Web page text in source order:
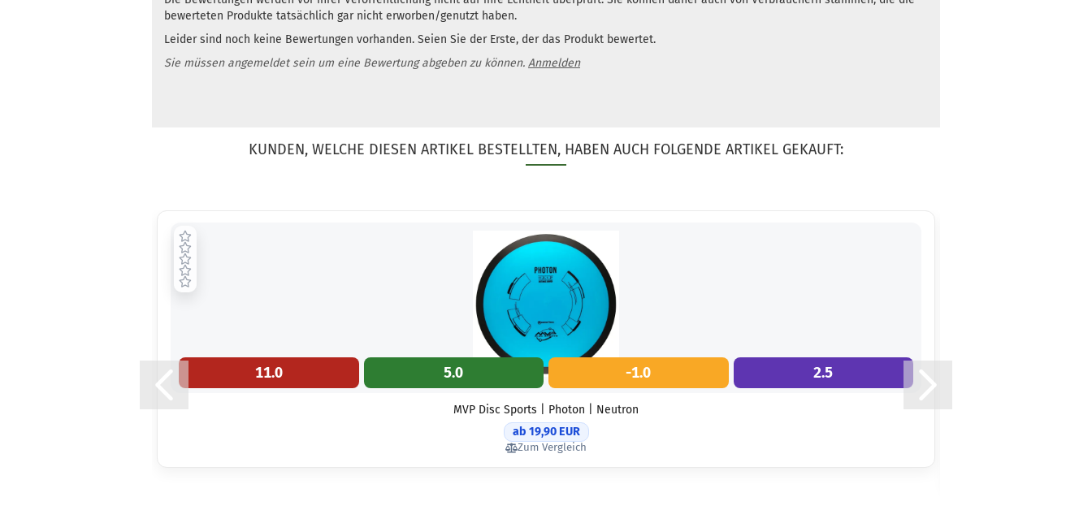
bewerteten Produkte tatsächlich gar nicht erworben/genutzt haben.
Leider sind noch keine Bewertungen vorhanden. Seien Sie der Erste, der das Produkt bewertet.
Sie müssen angemeldet sein um eine Bewertung abgeben zu können. Anmelden
KUNDEN, WELCHE DIESEN ARTIKEL BESTELLTEN, HABEN AUCH FOLGENDE ARTIKEL GEKAUFT:
11.0 5.0 -1.0 2.5
MVP Disc Sports | Photon | Neutron
ab 19,90 EUR
Zum Vergleich